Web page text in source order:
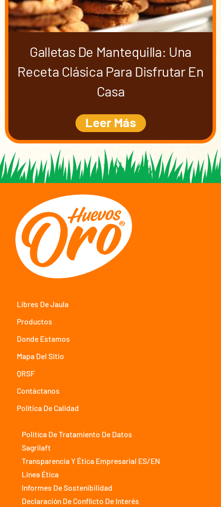
Galletas De Mantequilla: Una
Receta Clásica Para Disfrutar En
Casa
Leer Más
Libres De Jaula
Productos
Donde Estamos
Mapa Del Sitio
QRSF
Contáctanos
Política De Calidad
Politíca De Tratamiento De Datos
Sagrilaft
Transparencia Y Ética Empresarial ES/EN
Linea Ética
Informes De Sostenibilidad
Declaración De Conflicto De Interés